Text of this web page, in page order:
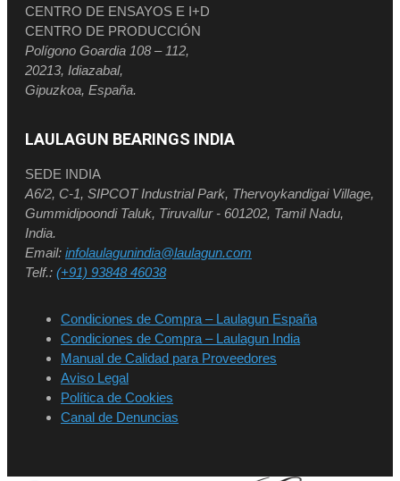
CENTRO DE ENSAYOS E I+D
CENTRO DE PRODUCCIÓN
Polígono Goardia 108 – 112,
20213, Idiazabal,
Gipuzkoa, España.
LAULAGUN BEARINGS INDIA
SEDE INDIA
A6/2, C-1, SIPCOT Industrial Park, Thervoykandigai Village,
Gummidipoondi Taluk, Tiruvallur - 601202, Tamil Nadu,
India.
Email: infolaulagunindia@laulagun.com
Telf.: (+91) 93848 46038
Condiciones de Compra – Laulagun España
Condiciones de Compra – Laulagun India
Manual de Calidad para Proveedores
Aviso Legal
Política de Cookies
Canal de Denuncias